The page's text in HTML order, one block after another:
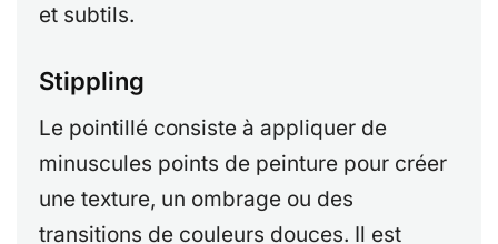
et subtils.
Stippling
Le pointillé consiste à appliquer de
minuscules points de peinture pour créer
une texture, un ombrage ou des
transitions de couleurs douces. Il est